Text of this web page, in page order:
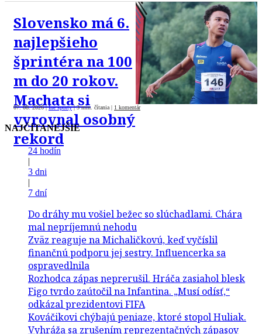
Slovensko má 6.
najlepšieho
šprintéra na 100
m do 20 rokov.
Machata si
vyrovnal osobný
rekord
07. 08. 2026| Iné športy |3 min. čítania | 1 komentár
NAJČÍTANEJŠIE
24 hodín
|
3 dni
|
7 dní